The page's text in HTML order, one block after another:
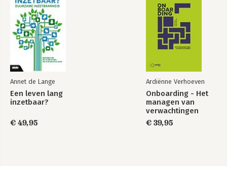
Annet de Lange
Een leven lang
inzetbaar?
€ 49,95
Ardiënne Verhoeven
Onboarding - Het
managen van
verwachtingen
€ 39,95